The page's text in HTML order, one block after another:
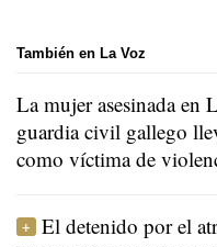
También en La Voz
La mujer asesinada en
guardia civil gallego
como víctima de
El detenido por el